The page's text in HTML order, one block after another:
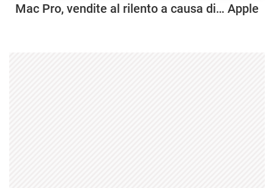
Mac Pro, vendite al rilento a causa di… Apple